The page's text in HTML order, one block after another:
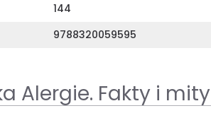
144
9788320059595
Alergie. Fakty i mity